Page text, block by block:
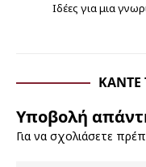
Ιδέες για μια
ΚΆΝΤΕ
Υποβολή
Για να σχολιάσετε